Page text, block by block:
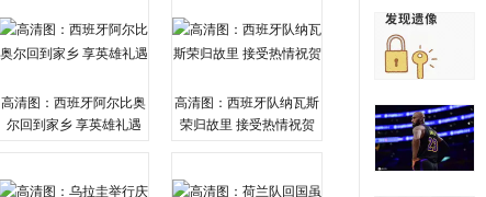
高清图：西班牙阿尔比奥
尔回到家乡 享英雄礼遇
高清图：西班牙队纳瓦斯
荣归故里 接受热情祝贺